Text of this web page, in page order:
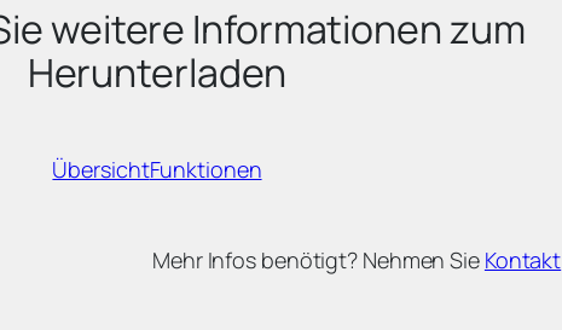
weitere Informationen zum
Herunterladen
ÜbersichtFunktionen
Mehr Infos benötigt? Nehmen Sie Kontakt